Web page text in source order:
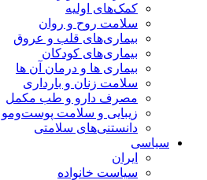
کمک‌های اولیه
سلامت روح و روان
بیماری‌های قلب و عروق
بیماری‌های کودکان
بیماری ها و درمان آن ها
سلامت زنان و بارداری
مصرف دارو و طب مکمل
زیبایی و سلامت پوست‌ومو
دانستنی‌های سلامتی
سیاسی
ایران
سیاست خانواده